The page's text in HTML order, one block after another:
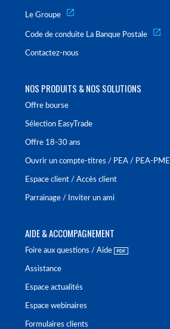
Le Groupe
Code de conduite La Banque Postale
Contactez-nous
NOS PRODUITS & NOS SOLUTIONS
Offre bourse
Sélection EasyTrade
Offre 18-30 ans
Ouvrir un compte-titres / PEA / PEA-PME
Espace client / Accès client
Parrainage / Inviter un ami
AIDE & ACCOMPAGNEMENT
Foire aux questions / Aide
Assistance
Espace actualités
Espace webinaires
Formulaires clients